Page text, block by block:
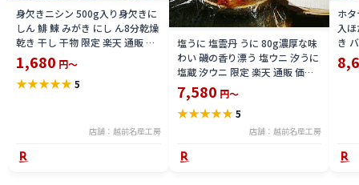
身欠きニシン 500g入り身欠きに
しん 鯡 鰊 みがき にし ん8分乾燥
乾き 干し 干物 限定 楽天 通販 価
格 特価 販売 お土産
1,680 円～
★★★★★5
店舗：越前名産工房
塩うに 塩雲丹 うに 80g濃厚な味
わい 磯の香り漂う 塩ウニ 汐うに
塩蔵 汐ウニ 限定 楽天 通販 価格
特価 販売 お土産
7,580 円～
★★★★★ 5
店舗：越前名産工房
ホ
入
き
冷
加